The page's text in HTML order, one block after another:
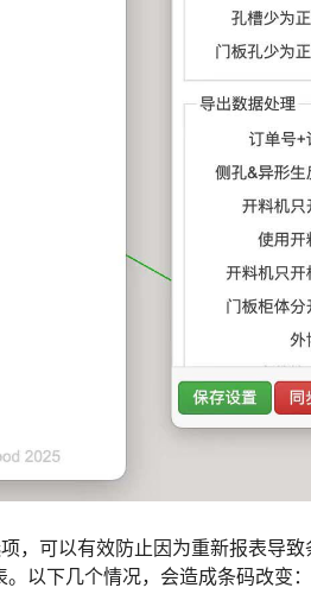
，可以有效防止因为重新报表导
以下几个情况，会造成条码改变：